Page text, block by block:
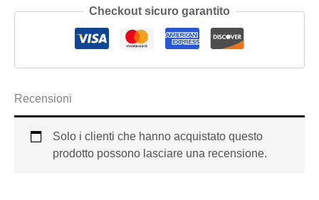
Checkout sicuro garantito
Recensioni
Solo i clienti che hanno acquistato questo
prodotto possono lasciare una recensione.